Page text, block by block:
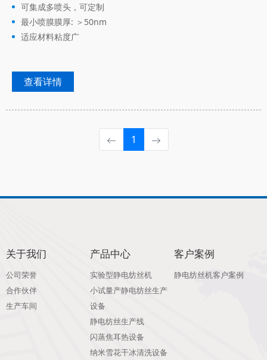
无机墨水
可集成多喷头，可定制
最小喷膜膜厚: ＞50nm
适应材料粘度广
查看详情
1
关于我们
公司荣誉
合作伙伴
生产车间
产品中心
实验型静电纺丝机
小试量产静电纺丝生产
设备
静电纺丝生产线
闪蒸焦耳热设备
纳米雪花干冰清洗设备
客户案例
静电纺丝机客户案例